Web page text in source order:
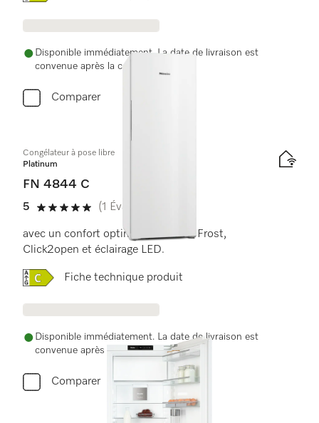
Disponible immédiatement. La date de livraison est
convenue après la commande.
Comparer
Congélateur à pose libre
Platinum
FN 4844 C
5
5 de 5 étoiles
(1 Évaluation)
avec un confort optimal grâce à NoFrost,
Click2open et éclairage LED.
Online Label Flag, Label énergétique
Fiche technique produit
Disponible immédiatement. La date de livraison est
convenue après la commande.
Comparer